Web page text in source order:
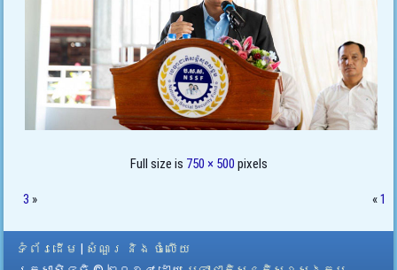
Full size is 750 × 500 pixels
3 » «1
ទំព័រដើម
សំណួរ និង ចំលើយ